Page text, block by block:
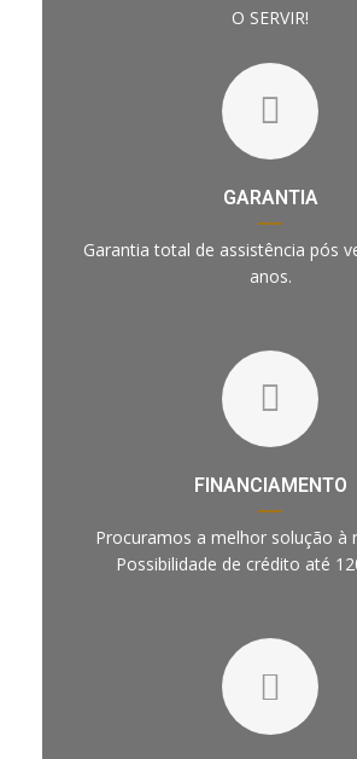
O SERVIR!
GARANTIA
Garantia total de assistência pós
anos.
FINANCIAMENTO
Procuramos a melhor solução à
Possibilidade de crédito até